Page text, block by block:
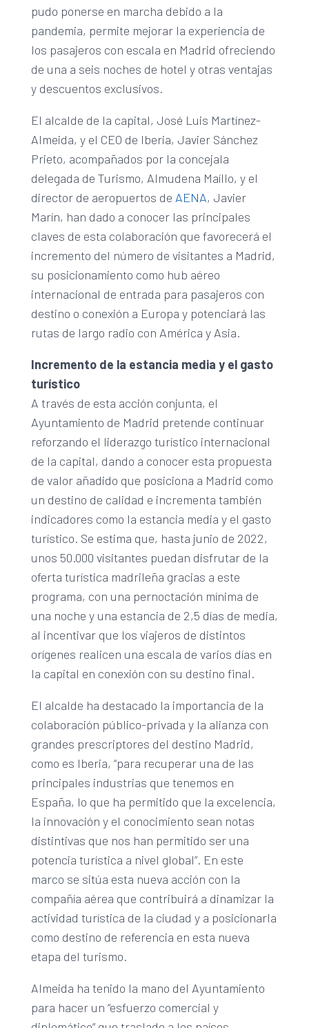
pudo ponerse en marcha debido a la
pandemia, permite mejorar la experiencia de
los pasajeros con escala en Madrid ofreciendo
de una a seis noches de hotel y otras ventajas
y descuentos exclusivos.
El alcalde de la capital, José Luis Martínez-
Almeida, y el CEO de Iberia, Javier Sánchez
Prieto, acompañados por la concejala
delegada de Turismo, Almudena Maíllo, y el
director de aeropuertos de AENA, Javier
Marín, han dado a conocer las principales
claves de esta colaboración que favorecerá el
incremento del número de visitantes a Madrid,
su posicionamiento como hub aéreo
internacional de entrada para pasajeros con
destino o conexión a Europa y potenciará las
rutas de largo radio con América y Asia.
Incremento de la estancia media y el gasto
turístico
A través de esta acción conjunta, el
Ayuntamiento de Madrid pretende continuar
reforzando el liderazgo turístico internacional
de la capital, dando a conocer esta propuesta
de valor añadido que posiciona a Madrid como
un destino de calidad e incrementa también
indicadores como la estancia media y el gasto
turístico. Se estima que, hasta junio de 2022,
unos 50.000 visitantes puedan disfrutar de la
oferta turística madrileña gracias a este
programa, con una pernoctación mínima de
una noche y una estancia de 2,5 días de media,
al incentivar que los viajeros de distintos
orígenes realicen una escala de varios días en
la capital en conexión con su destino final.
El alcalde ha destacado la importancia de la
colaboración público-privada y la alianza con
grandes prescriptores del destino Madrid,
como es Iberia, “para recuperar una de las
principales industrias que tenemos en
España, lo que ha permitido que la excelencia,
la innovación y el conocimiento sean notas
distintivas que nos han permitido ser una
potencia turística a nivel global”. En este
marco se sitúa esta nueva acción con la
compañía aérea que contribuirá a dinamizar la
actividad turística de la ciudad y a posicionarla
como destino de referencia en esta nueva
etapa del turismo.
Almeida ha tenido la mano del Ayuntamiento
para hacer un “esfuerzo comercial y